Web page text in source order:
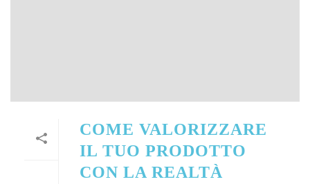
COME VALORIZZARE
IL TUO PRODOTTO
CON LA REALTÀ